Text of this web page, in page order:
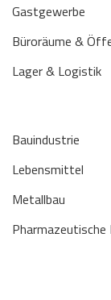
Gastgewerbe
Büroräume &
Lager & Logistik
Bauindustrie
Lebensmittel
Metallbau
Pharmazeutische